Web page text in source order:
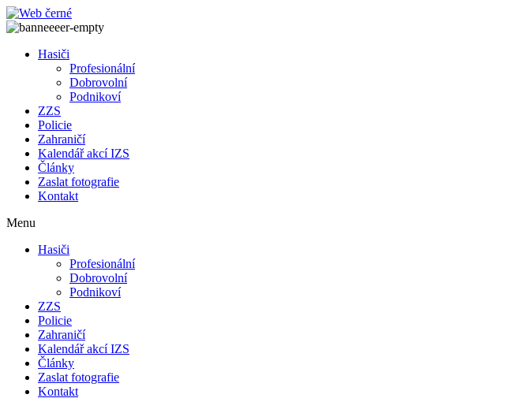
Přejít
k
Hasiči
Profesionální
Dobrovolní
Podnikoví
ZZS
Policie
Zahraničí
Kalendář akcí IZS
Články
Zaslat fotografie
Kontakt
Menu
Hasiči
Profesionální
Dobrovolní
Podnikoví
ZZS
Policie
Zahraničí
Kalendář akcí IZS
Články
Zaslat fotografie
Kontakt